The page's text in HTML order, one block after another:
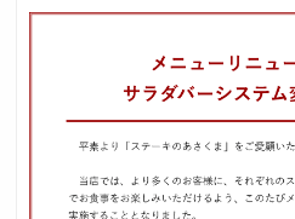
お問い合わせ